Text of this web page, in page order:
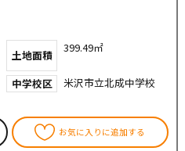
土地面積
399.49㎡
中学校区 米沢市立北成中学校
お気に入りに追加する